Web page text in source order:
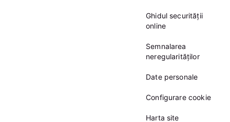
Ghidul securității
online
Semnalarea
neregularităților
Date personale
Configurare cookie
Harta site